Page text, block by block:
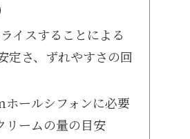
イスすることによる
定さ、ずれやすさの回
ホールシフォンに必要
リームの量の目安